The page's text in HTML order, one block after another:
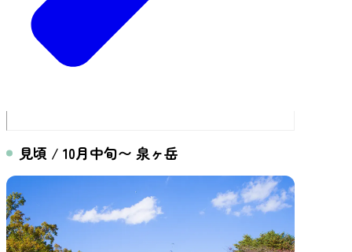
見頃 / 10月中旬〜 泉ヶ岳